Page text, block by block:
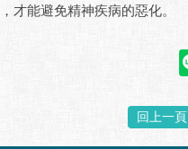
才能避免精神疾病的惡化。
回上一頁